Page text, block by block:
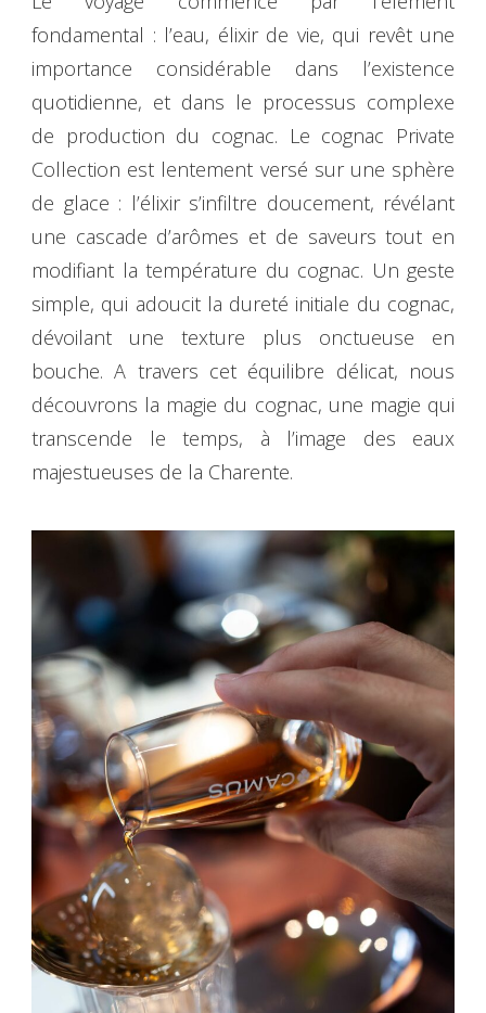
fondamental : l’eau, élixir de vie, qui revêt une
importance considérable dans l’existence
quotidienne, et dans le processus complexe
de production du cognac. Le cognac Private
Collection est lentement versé sur une sphère
de glace : l’élixir s’infiltre doucement, révélant
une cascade d’arômes et de saveurs tout en
modifiant la température du cognac. Un geste
simple, qui adoucit la dureté initiale du cognac,
dévoilant une texture plus onctueuse en
bouche. A travers cet équilibre délicat, nous
découvrons la magie du cognac, une magie qui
transcende le temps, à l’image des eaux
majestueuses de la Charente.